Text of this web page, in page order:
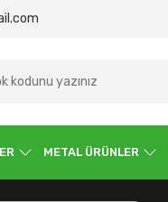
METAL ÜRÜNLER